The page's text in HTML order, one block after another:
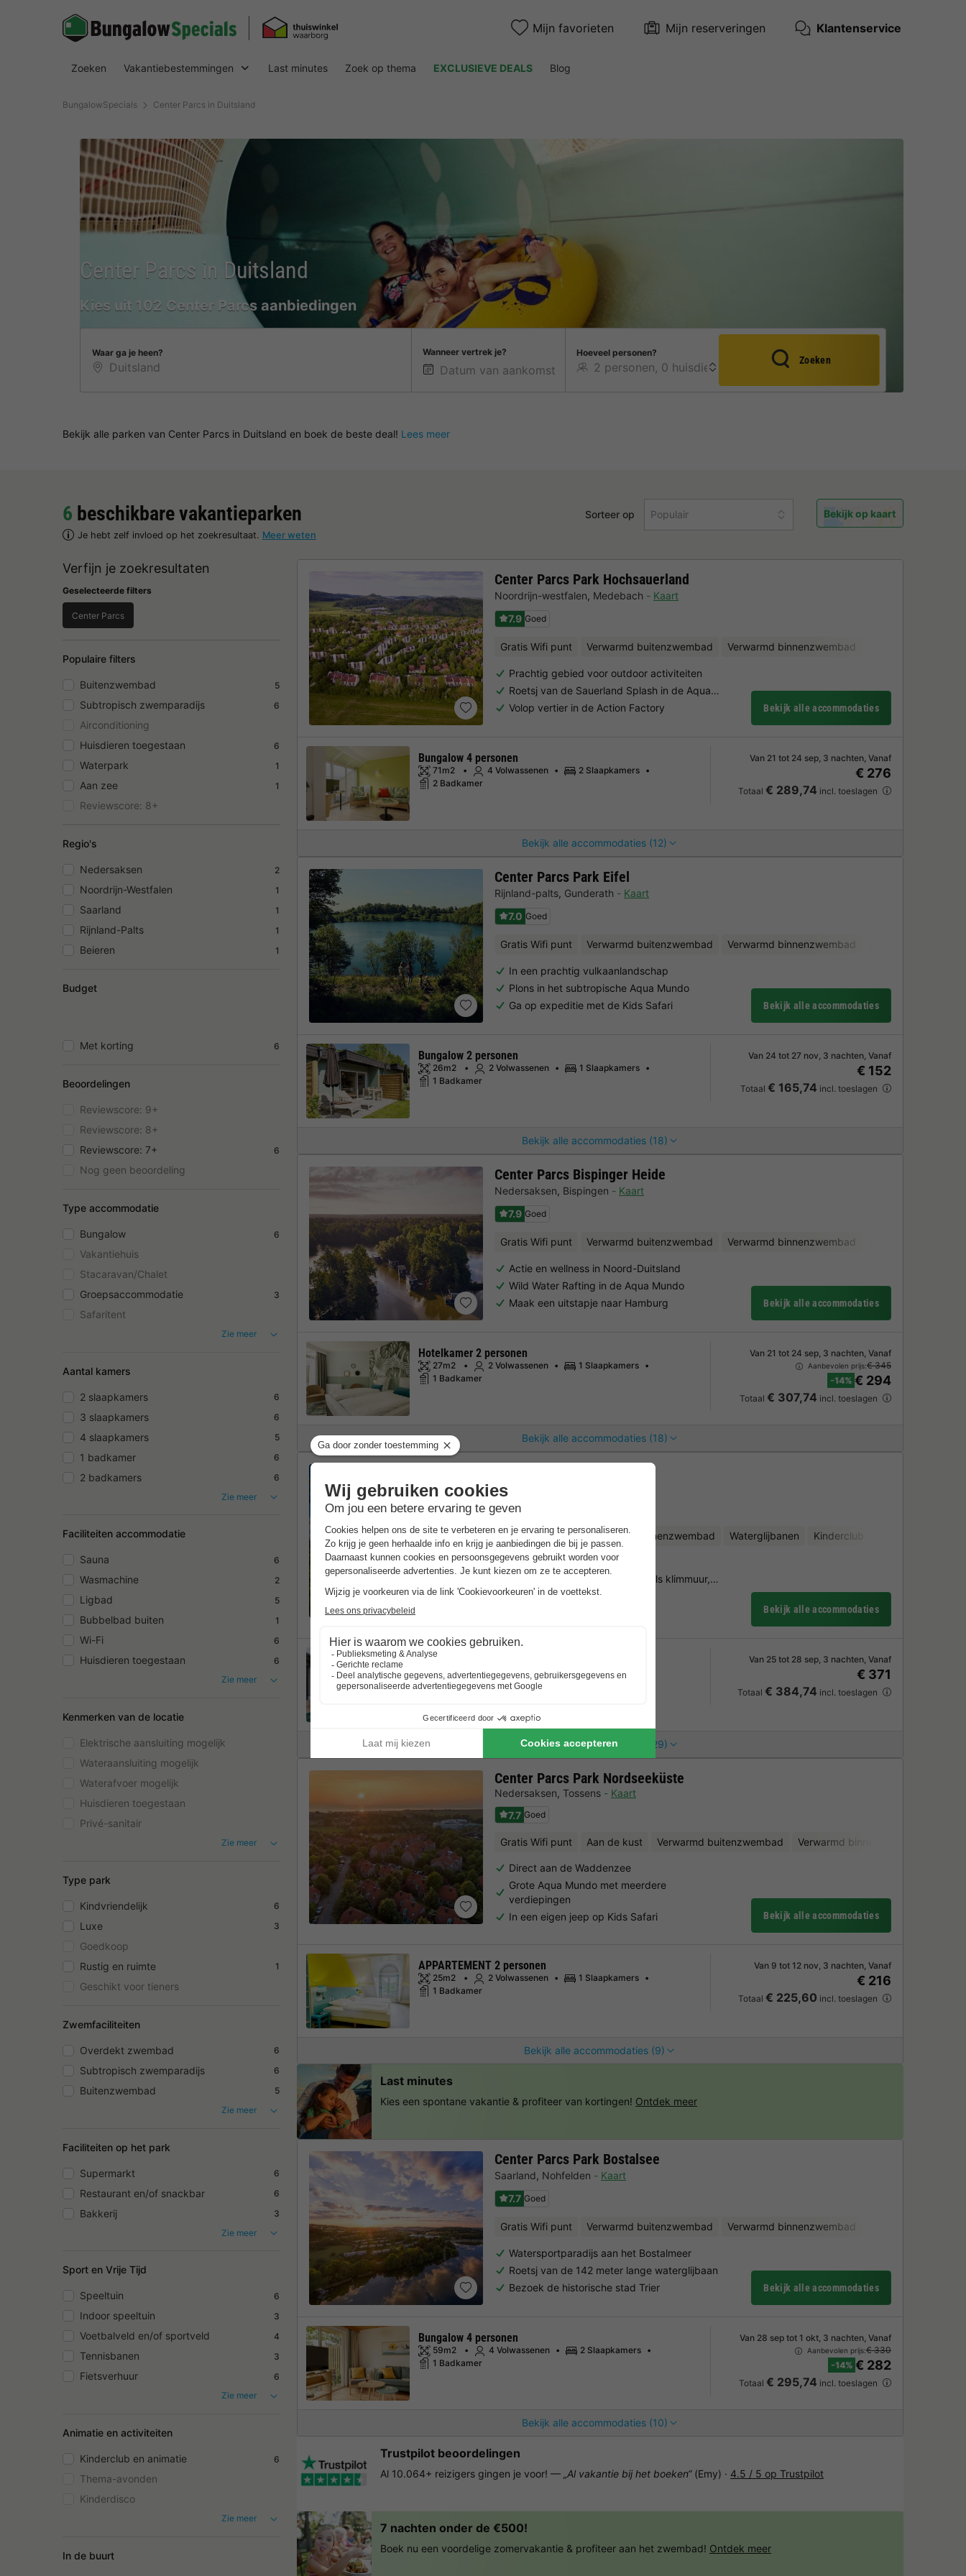
Mijn favorieten Mijn reserveringen Klantenservice
Zoeken Vakantiebestemmingen Last minutes Zoek op thema EXCLUSIEVE DEALS Blog
BungalowSpecials Center Parcs in Duitsland
Center Parcs in Duitsland
Kies uit 102 Center Parcs aanbiedingen
Waar ga je heen? Wanneer vertrek je? Hoeveel personen?
Zoeken
Bekijk alle parken van Center Parcs in Duitsland en boek de beste deal! Lees meer
6 beschikbare vakantieparken
Je hebt zelf invloed op het zoekresultaat. Meer weten
Sorteer op Populair Bekijk op kaart
Verfijn je zoekresultaten
Geselecteerde filters
Center Parcs
Populaire filters
Buitenzwembad 5
Subtropisch zwemparadijs 6
Airconditioning
Huisdieren toegestaan
6
Waterpark 1
Aan zee 1
Reviewscore: 8+
Regio's
Nedersaksen 2
Noordrijn-Westfalen 1
Saarland 1
Rijnland-Palts 1
Beieren 1
Budget
Met korting 6
Beoordelingen
Reviewscore: 9+
Reviewscore: 8+
Reviewscore: 7+
6
Nog geen beoordeling
Type accommodatie
Bungalow 6
Vakantiehuis
Stacaravan/Chalet
Groepsaccommodatie
3
Safaritent
Zie meer
Aantal kamers
2 slaapkamers 6
3 slaapkamers 6
4 slaapkamers 5
1 badkamer 6
2 badkamers
6
Zie meer
Faciliteiten accommodatie
Sauna 6
Wasmachine 2
Ligbad 5
Bubbelbad buiten 1
Wi-Fi 6
Huisdieren toegestaan
6
Zie meer
Kenmerken van de locatie
Elektrische aansluiting mogelijk
Wateraansluiting mogelijk
Waterafvoer mogelijk
Huisdieren toegestaan
Privé-sanitair
Zie meer
Type park
Kindvriendelijk 6
Luxe 3
Goedkoop
Rustig en ruimte
1
Geschikt voor tieners
Zwemfaciliteiten
Overdekt zwembad 6
Subtropisch zwemparadijs 6
Buitenzwembad
5
Zie meer
Faciliteiten op het park
Supermarkt 6
Restaurant en/of snackbar 6
Bakkerij
3
Zie meer
Sport en Vrije Tijd
Speeltuin 6
Indoor speeltuin 3
Voetbalveld en/of sportveld 4
Tennisbanen 3
Fietsverhuur
6
Zie meer
Animatie en activiteiten
Kinderclub en animatie 6
Thema-avonden
Kinderdisco
Zie meer
In de buurt
Center Parcs Park Hochsauerland
Noordrijn-westfalen, Medebach
Kaart
7.9 Goed
Gratis Wifi punt Verwarmd buitenzwembad Verwarmd binnenzwembad
Prachtig gebied voor outdoor activiteiten
Roetsj van de Sauerland Splash in de Aqua…
Volop vertier in de Action Factory
Bekijk alle accommodaties
Bekijk alle accommodaties (12)
Bungalow 4 personen
71m2 4 Volwassenen
2 Slaapkamers
2 Badkamer
Van 21 tot 24 sep, 3 nachten, Vanaf
€ 276
Totaal € 289,74 incl. toeslagen
Center Parcs Park Eifel
Rijnland-palts, Gunderath
Kaart
7.0 Goed
Gratis Wifi punt Verwarmd buitenzwembad Verwarmd binnenzwembad
In een prachtig vulkaanlandschap
Plons in het subtropische Aqua Mundo
Ga op expeditie met de Kids Safari
Bekijk alle accommodaties
Bekijk alle accommodaties (18)
Bungalow 2 personen
26m2 2 Volwassenen
1 Slaapkamers
1 Badkamer
Van 24 tot 27 nov, 3 nachten, Vanaf
€ 152
Totaal € 165,74 incl. toeslagen
Center Parcs Bispinger Heide
Nedersaksen, Bispingen
Kaart
7.9 Goed
Gratis Wifi punt Verwarmd buitenzwembad Verwarmd binnenzwembad
Actie en wellness in Noord-Duitsland
Wild Water Rafting in de Aqua Mundo
Maak een uitstapje naar Hamburg
Bekijk alle accommodaties
Bekijk alle accommodaties (18)
Hotelkamer 2 personen
27m2 2 Volwassenen
1 Slaapkamers
1 Badkamer
Van 21 tot 24 sep, 3 nachten, Vanaf
Aanbevolen prijs:€ 345
-14% € 294
Totaal € 307,74 incl. toeslagen
Beieren
7.6
Gratis Wifi punt Verwarmd binnenzwembad Waterglijbanen Kinderclub
Midden in de bergen
Avontuurlijke aanbiedingen zoals klimmuur,…
Aqua Mundo met spectaculair
Bekijk alle accommodaties
Bekijk alle accommodaties (29)
Bungalow 4 personen
56m2 4 Volwassenen
2 Slaapkamers
1 Badkamer
Van 25 tot 28 sep, 3 nachten, Vanaf
€ 371
Totaal € 384,74 incl. toeslagen
Center Parcs Park Nordseeküste
Nedersaksen, Tossens
Kaart
7.7 Goed
Gratis Wifi punt Aan de kust Verwarmd buitenzwembad Verwarmd binnenzwembad
Direct aan de Waddenzee
Grote Aqua Mundo met meerdere
verdiepingen
In een eigen jeep op Kids Safari
Bekijk alle accommodaties
Bekijk alle accommodaties (9)
APPARTEMENT 2 personen
25m2 2 Volwassenen
1 Slaapkamers
1 Badkamer
Van 9 tot 12 nov, 3 nachten, Vanaf
€ 216
Totaal € 225,60 incl. toeslagen
Center Parcs Park Bostalsee
Saarland, Nohfelden
Kaart
7.7 Goed
Gratis Wifi punt Verwarmd buitenzwembad Verwarmd binnenzwembad
Watersportparadijs aan het Bostalmeer
Roetsj van de 142 meter lange waterglijbaan
Bezoek de historische stad Trier
Bekijk alle accommodaties
Bekijk alle accommodaties (10)
Bungalow 4 personen
59m2 4 Volwassenen
2 Slaapkamers
1 Badkamer
Van 28 sep tot 1 okt, 3 nachten, Vanaf
Aanbevolen prijs:€ 330
-14% € 282
Totaal € 295,74 incl. toeslagen
Last minutes
Kies een spontane vakantie & profiteer van kortingen! Ontdek meer
Trustpilot beoordelingen
Al 10.064+ reizigers gingen je voor! — „Al vakantie bij het boeken“(Emy) · 4.5 / 5 op Trustpilot
7 nachten onder de €500!
Boek nu een voordelige zomervakantie & profiteer aan het zwembad! Ontdek meer